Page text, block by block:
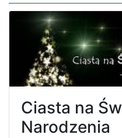
Ciasta na
Narodzenia